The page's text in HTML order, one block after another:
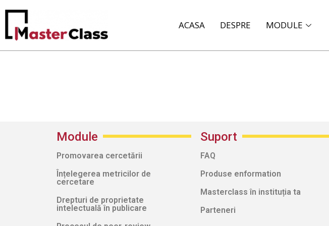
ACASA DESPRE MODULE
Module
Promovarea cercetării
Înțelegerea metricilor de
cercetare
Drepturi de proprietate
intelectuală în publicare
Suport
FAQ
Produse enformation
Masterclass în instituția ta
Parteneri